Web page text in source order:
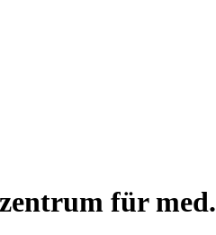
für med.